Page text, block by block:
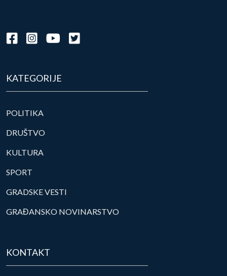
KATEGORIJE
POLITIKA
DRUŠTVO
KULTURA
SPORT
GRADSKE VESTI
GRAĐANSKO NOVINARSTVO
KONTAKT